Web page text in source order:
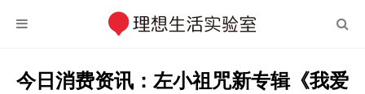
今日消费资讯：左小祖咒新专辑《我爱